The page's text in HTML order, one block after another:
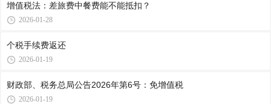
增值税法：差旅费中餐费能不能抵扣？
2026-01-28
个税手续费返还
2026-01-19
财政部、税务总局公告2026年第6号：免增值税
2026-01-19